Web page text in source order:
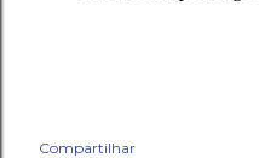
Compartilhar